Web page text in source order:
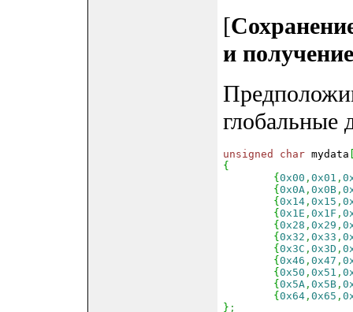
[
и
глобальные
unsigned char mydata
{
{ 0x00 , 0x01 ,
{ 0x0A , 0x0B ,
{ 0x14 , 0x15 ,
{ 0x1E , 0x1F ,
{ 0x28 , 0x29 ,
{ 0x32 , 0x33 ,
{ 0x3C , 0x3D ,
{ 0x46 , 0x47 ,
{ 0x50 , 0x51 ,
{ 0x5A , 0x5B ,
{ 0x64 , 0x65 ,
} ;